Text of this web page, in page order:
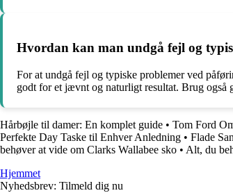
Hvordan kan man undgå fejl og
For at undgå fejl og typiske problemer ved
godt for et jævnt og naturligt resultat. Brug også
Hårbøjle til damer: En komplet guide • Tom Ford
Perfekte Day Taske til Enhver Anledning • Flade
behøver at vide om Clarks Wallabee sko • Alt, du
Hjemmet
Nyhedsbrev: Tilmeld dig nu